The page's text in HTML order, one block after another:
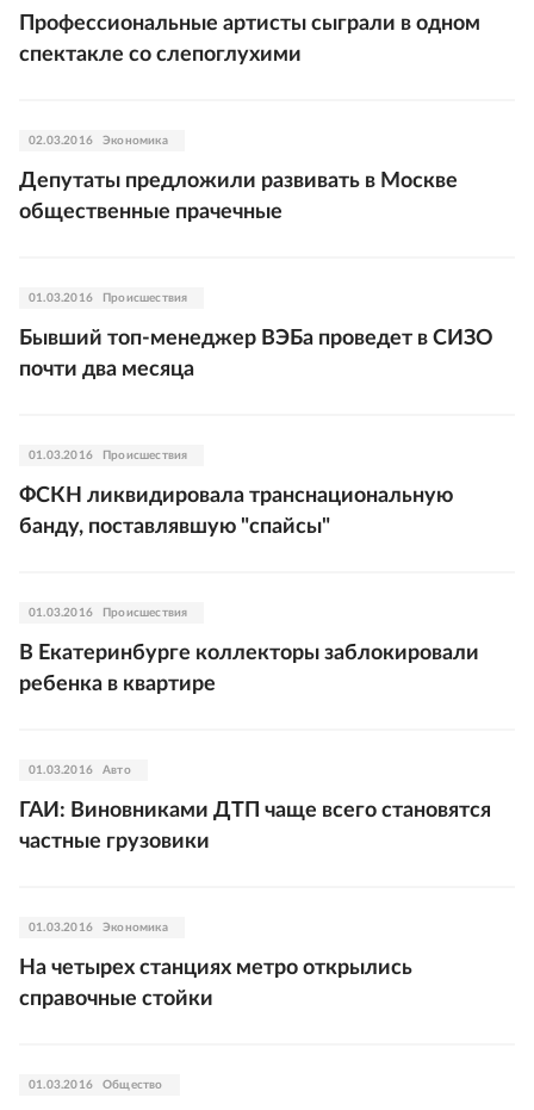
Профессиональные артисты сыграли в одном
спектакле со слепоглухими
02.03.2016 Экономика
Депутаты предложили развивать в Москве
общественные прачечные
01.03.2016 Происшествия
Бывший топ-менеджер ВЭБа проведет в СИЗО
почти два месяца
01.03.2016 Происшествия
ФСКН ликвидировала транснациональную
банду, поставлявшую "спайсы"
01.03.2016 Происшествия
В Екатеринбурге коллекторы заблокировали
ребенка в квартире
01.03.2016 Авто
ГАИ: Виновниками ДТП чаще всего становятся
частные грузовики
01.03.2016 Экономика
На четырех станциях метро открылись
справочные стойки
01.03.2016 Общество